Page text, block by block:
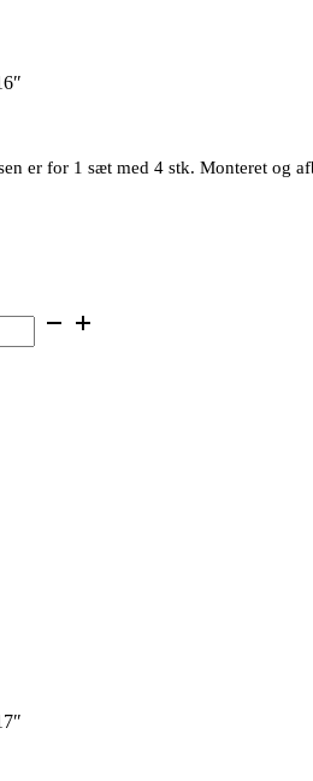
er for 1 sæt med 4 stk. Monteret og